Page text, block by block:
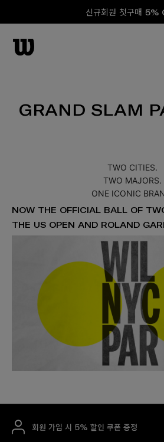
신규회원 첫구매 5%
GRAND SLAM
TWO CITIES.
TWO MAJORS.
ONE ICONIC
NOW THE OFFICIAL BALL OF
THE US OPEN AND ROLAND
회원 가입 시 5% 할인 쿠폰 증정